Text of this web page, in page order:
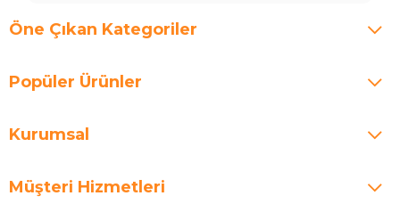
Öne Çıkan Kategoriler
Popüler Ürünler
Kurumsal
Müşteri Hizmetleri